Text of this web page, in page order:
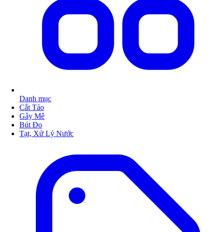
Danh mục
Cắt Tảo
Gây Mê
Bút Đo
Tạt, Xử Lý Nước